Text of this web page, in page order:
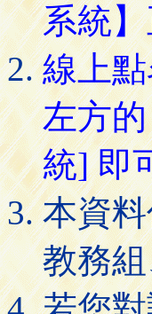
系統
線上
左方
統] 即
本資
教務